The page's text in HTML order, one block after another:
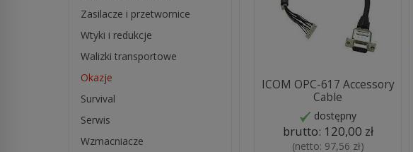
ICOM OPC-617 Accessory
Cable
dostępny
brutto: 120,00 zł
(netto: 97,56 zł)
Zasilacze i przetwornice
Wtyki i redukcje
Walizki transportowe
Okazje
Survival
Serwis
Wzmacniacze